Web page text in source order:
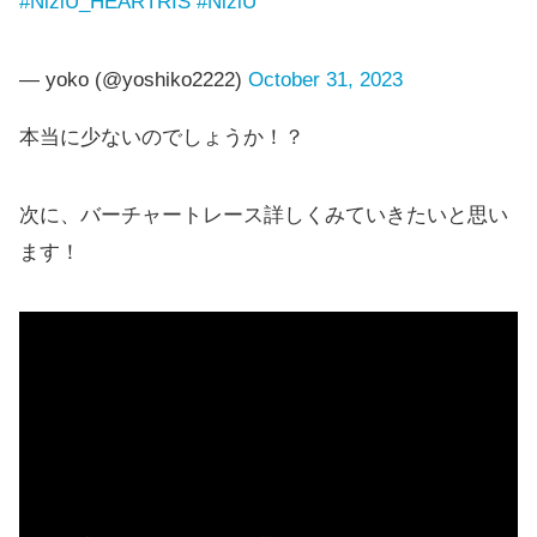
— yoko (@yoshiko2222) October 31, 2023
本当に少ないのでしょうか！？
次に、バーチャートレース詳しくみていきたいと思い
ます！